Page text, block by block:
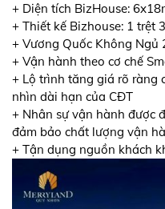
+ Diện tích BizHouse:
+ Thiết kế Bizhouse: 1 trệt
+ Vương Quốc Không Ngủ
+ Vận hành theo cơ chế
+ Lộ trình tăng giá rõ ràng
nhìn dài hạn của CĐT
+ Nhân sự vận hành được
đảm bảo chất lượng vận
+ Tận dụng nguồn khách